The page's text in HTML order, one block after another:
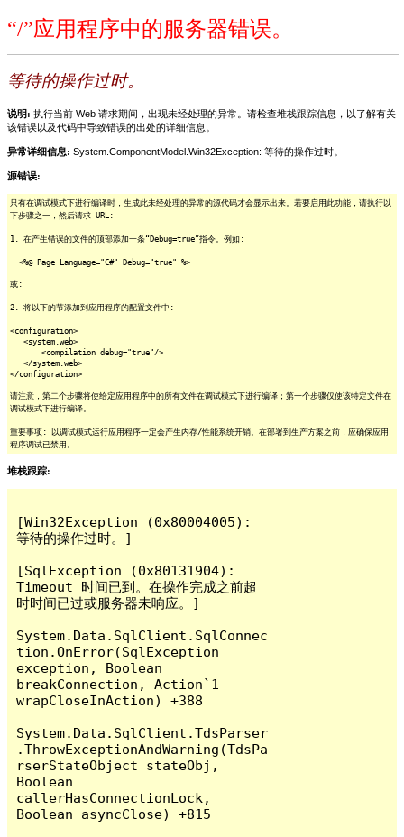
“/”应用程序中的服务器错误。
等待的操作过时。
说明: 执行当前 Web 请求期间，出现未经处理的异常。请检查堆栈跟踪信息，以了解有关
该错误以及代码中导致错误的出处的详细信息。
异常详细信息: System.ComponentModel.Win32Exception: 等待的操作过时。
源错误:
只有在调试模式下进行编译时，生成此未经处理的异常的源代码才会显示出来。若要启用此功能，请执行以
下步骤之一，然后请求 URL:
1. 在产生错误的文件的顶部添加一条“Debug=true”指令。例如:
<%@ Page Language="C#" Debug="true" %>
或:
2. 将以下的节添加到应用程序的配置文件中:
<configuration>
<system.web>
<compilation debug="true"/>
</system.web>
</configuration>
请注意，第二个步骤将使给定应用程序中的所有文件在调试模式下进行编译；第一个步骤仅使该特定文件在
调试模式下进行编译。
重要事项: 以调试模式运行应用程序一定会产生内存/性能系统开销。在部署到生产方案之前，应确保应用
程序调试已禁用。
堆栈跟踪:
[Win32Exception (0x80004005):
等待的操作过时。]
[SqlException (0x80131904):
Timeout 时间已到。在操作完成之前超
时时间已过或服务器未响应。]
System.Data.SqlClient.SqlConnec
tion.OnError(SqlException
exception, Boolean
breakConnection, Action`1
wrapCloseInAction) +388
System.Data.SqlClient.TdsParser
.ThrowExceptionAndWarning(TdsPa
rserStateObject stateObj,
Boolean
callerHasConnectionLock,
Boolean asyncClose) +815